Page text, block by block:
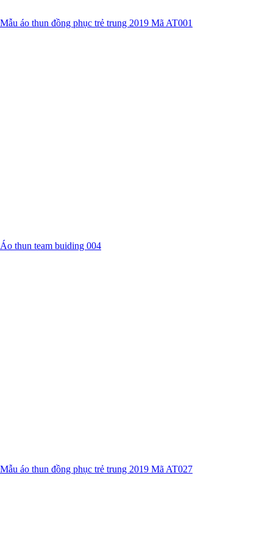
Mẫu áo thun đồng phục trẻ trung 2019 Mã AT001
Áo thun team buiding 004
Mẫu áo thun đồng phục trẻ trung 2019 Mã AT027